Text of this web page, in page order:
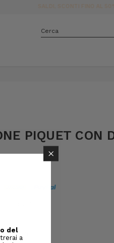
Cerca
PIQUET CON
×